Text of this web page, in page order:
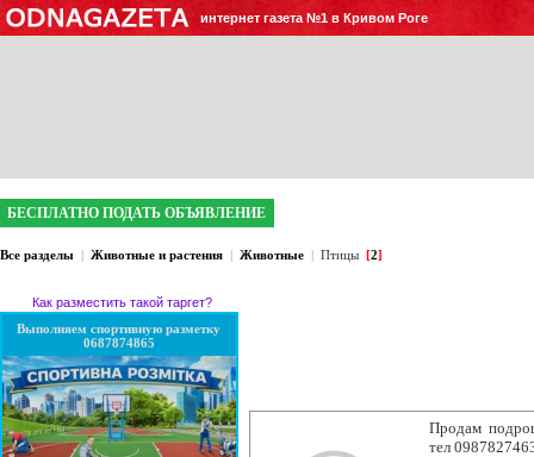
интернет газета №1 в Кривом Роге
БЕСПЛАТНО ПОДАТЬ ОБЪЯВЛЕНИЕ
Все разделы | Животные и растения | Животные | Птицы [2]
Как разместить такой таргет?
Выполняем спортивную разметку
0687874865
Продам
тел